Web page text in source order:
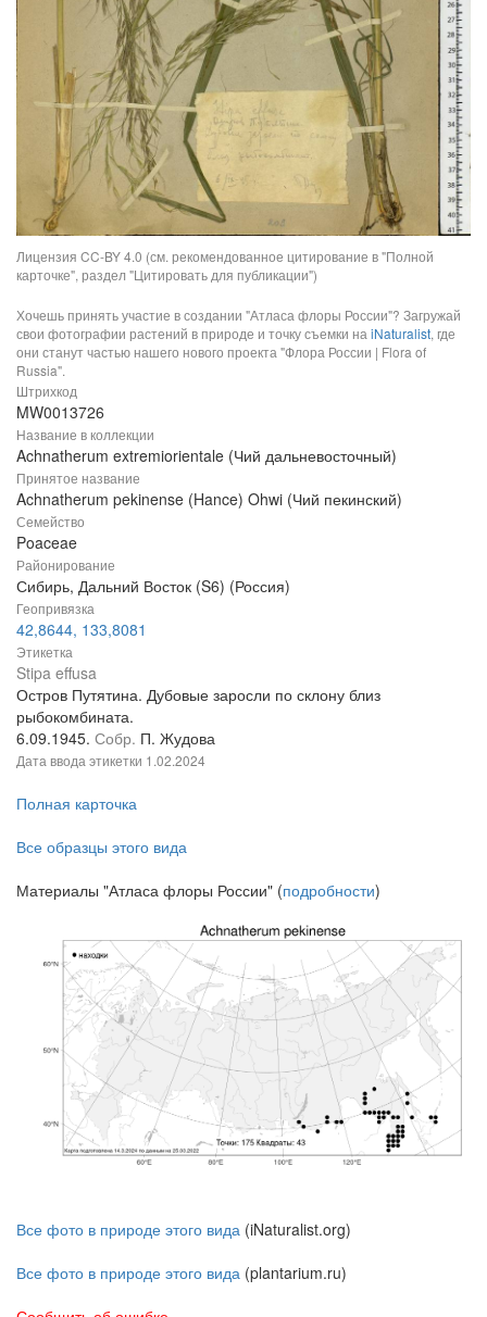
Лицензия CC-BY 4.0 (см. рекомендованное цитирование в "Полной
карточке", раздел "Цитировать для публикации")
Хочешь принять участие в создании "Атласа флоры России"? Загружай
свои фотографии растений в природе и точку съемки на iNaturalist, где
они станут частью нашего нового проекта "Флора России | Flora of
Russia".
Штрихкод
MW0013726
Название в коллекции
Achnatherum extremiorientale (Чий дальневосточный)
Принятое название
Achnatherum pekinense (Hance) Ohwi (Чий пекинский)
Семейство
Poaceae
Районирование
Сибирь, Дальний Восток (S6) (Россия)
Геопривязка
42,8644, 133,8081
Этикетка
Stipa effusa
Остров Путятина. Дубовые заросли по склону близ
рыбокомбината.
6.09.1945. Собр. П. Жудова
Дата ввода этикетки 1.02.2024
Полная карточка
Все образцы этого вида
Материалы "Атласа флоры России" (подробности)
Все фото в природе этого вида (iNaturalist.org)
Все фото в природе этого вида (plantarium.ru)